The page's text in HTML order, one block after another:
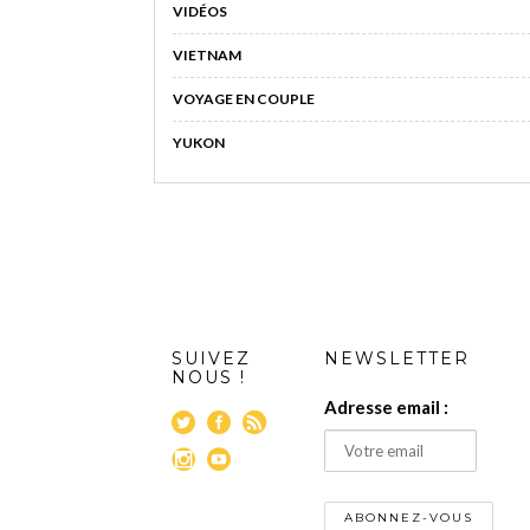
VIDÉOS
VIETNAM
VOYAGE EN COUPLE
YUKON
SUIVEZ
NOUS !
NEWSLETTER
Adresse email :